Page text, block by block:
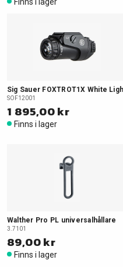
Sig Sauer FOXTROT1X White
SOF12001
1 895,00 kr
Finns i lager
Walther Pro PL universalhållare
3.7101
89,00 kr
Finns i lager